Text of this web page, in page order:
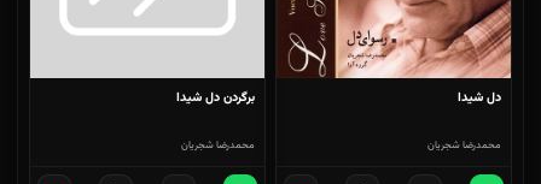
دل شیدا
محمدرضا شجریان
برگردن دل شیدا
محمدرضا شجریان